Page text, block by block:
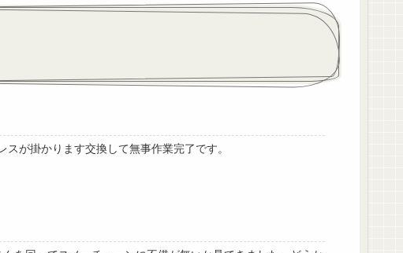
が掛かります交換して無事作業完了です。